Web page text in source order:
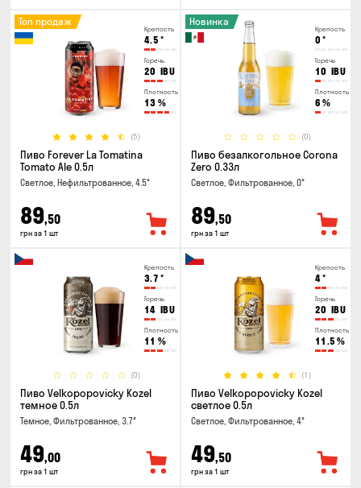
Крепость
4.5 °
Горечь
20 IBU
Плотность
13 %
(5)
Топ продаж
Пиво Forever La Tomatina
Tomato Ale 0.5л
Светлое, Нефильтрованное, 4.5°
89,50
грн за 1 шт
Крепость
0 °
Горечь
10 IBU
Плотность
6 %
(0)
Новинка
Пиво безалкогольное Corona
Zero 0.33л
Светлое, Фильтрованное, 0°
89,50
грн за 1 шт
Крепость
3.7 °
Горечь
14 IBU
Плотность
11 %
(0)
Пиво Velkopopovicky Kozel
темное 0.5л
Темное, Фильтрованное, 3.7°
49,00
грн за 1 шт
Крепость
4°
Горечь
20 IBU
Плотность
11.5 %
(1)
Пиво Velkopopovicky Kozel
светлое 0.5л
Светлое, Фильтрованное, 4°
49,50
грн за 1 шт